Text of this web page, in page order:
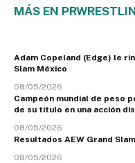
MÁS EN
Adam Copeland (Edge) le
Slam México
08/05/2026
Campeón mundial de peso
de su título en una acción
08/05/2026
Resultados AEW Grand
08/05/2026